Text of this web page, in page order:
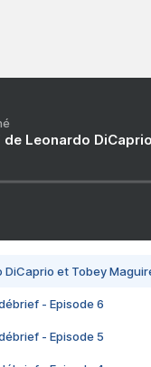
de Leonardo
DiCaprio et Tobey
- Episode 6
- Episode 5